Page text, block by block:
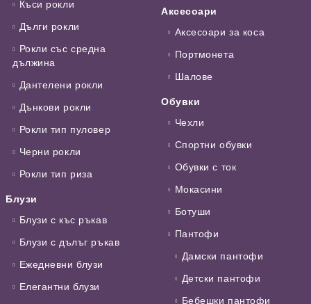
Къси рокли
Дълги рокли
Рокли със средна
дължина
Дантелени рокли
Дънкови рокли
Рокли тип пуловер
Черни рокли
Рокли тип риза
Блузи
Блузи с къс ръкав
Блузи с дълъг ръкав
Ежедневни блузи
Елегантни блузи
Аксесоари
Аксесоари за коса
Портмонета
Шалове
Обувки
Чехли
Спортни обувки
Обувки с ток
Мокасини
Ботуши
Пантофи
Дамски пантофи
Детски пантофи
Бебешки пантофи